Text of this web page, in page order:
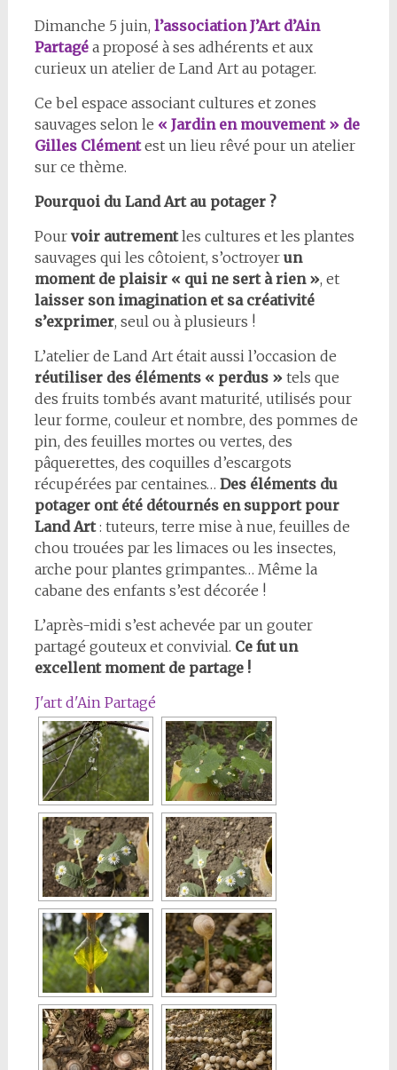
Dimanche 5 juin, l’association J’Art d’Ain
Partagéa proposé à ses adhérents et aux
curieux un atelier de Land Art au potager.
Ce bel espace associant cultures et zones
sauvages selon le « Jardin en mouvement » de
Gilles Clémentest un lieu rêvé pour un atelier
sur ce thème.
Pourquoi du Land Art au potager ?
Pour voir autrementles cultures et les plantes
sauvages qui les côtoient, s’octroyer un
moment de plaisir « qui ne sert à rien », et
laisser son imagination et sa créativité
s’exprimer, seul ou à plusieurs !
L’atelier de Land Art était aussi l’occasion de
réutiliser des éléments « perdus »tels que
des fruits tombés avant maturité, utilisés pour
leur forme, couleur et nombre, des pommes de
pin, des feuilles mortes ou vertes, des
pâquerettes, des coquilles d’escargots
récupérées par centaines… Des éléments du
potager ont été détournés en support pour
Land Art: tuteurs, terre mise à nue, feuilles de
chou trouées par les limaces ou les insectes,
arche pour plantes grimpantes… Même la
cabane des enfants s’est décorée !
L’après-midi s’est achevée par un gouter
partagé gouteux et convivial. Ce fut un
excellent moment de partage !
J'art d'Ain Partagé